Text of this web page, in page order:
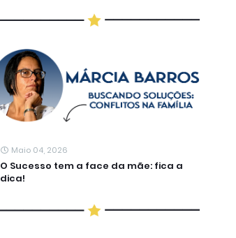
Maio 04, 2026
O Sucesso tem a face da mãe: fica a
dica!